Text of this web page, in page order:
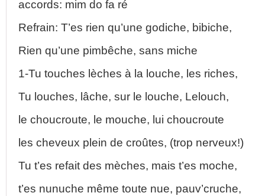
accords: mim do fa ré
Refrain: T’es rien qu’une godiche, bibiche,
Rien qu’une pimbêche, sans miche
1-Tu touches lèches à la louche, les riches,
Tu louches, lâche, sur le louche, Lelouch,
le choucroute, le mouche, lui choucroute
les cheveux plein de croûtes, (trop nerveux!)
Tu t’es refait des mèches, mais t’es moche,
t’es nunuche même toute nue, pauv’cruche,